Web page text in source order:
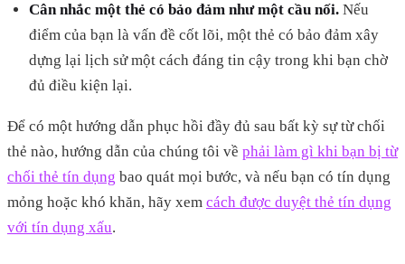
Cân nhắc một thẻ có bảo đảm như một cầu nối. Nếu
điểm của bạn là vấn đề cốt lõi, một thẻ có bảo đảm xây
dựng lại lịch sử một cách đáng tin cậy trong khi bạn chờ
đủ điều kiện lại.
Để có một hướng dẫn phục hồi đầy đủ sau bất kỳ sự từ chối
thẻ nào, hướng dẫn của chúng tôi về phải làm gì khi bạn bị từ
chối thẻ tín dụng bao quát mọi bước, và nếu bạn có tín dụng
mỏng hoặc khó khăn, hãy xem cách được duyệt thẻ tín dụng
với tín dụng xấu.